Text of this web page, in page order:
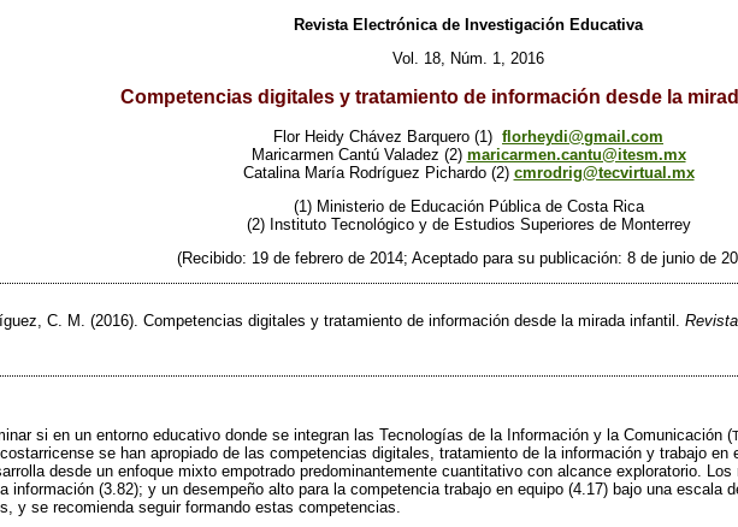
Revista Electrónica de Investigación Educativa
Vol. 18, Núm. 1, 2016
Competencias digitales y tratamiento de información desde la
Flor Heidy Chávez Barquero (1) florheydi@gmail.com
Maricarmen Cantú Valadez (2) maricarmen.cantu@itesm.mx
Catalina María Rodríguez Pichardo (2) cmrodrig@tecvirtual.mx
(1) Ministerio de Educación Pública de Costa Rica
(2) Instituto Tecnológico y de Estudios Superiores de Monterrey
(Recibido: 19 de febrero de 2014; Aceptado para su publicación: 8 de junio de
C. M. (2016). Competencias digitales y tratamiento de información desde la mirada infantil.
si en un entorno educativo donde se integran las Tecnologías de la Información y la Comunicación (
se han apropiado de las competencias digitales, tratamiento de la información y trabajo en
desde un enfoque mixto empotrado predominantemente cuantitativo con alcance exploratorio.
(3.82); y un desempeño alto para la competencia trabajo en equipo (4.17) bajo una escala
y se recomienda seguir formando estas competencias.